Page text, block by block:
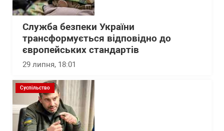
Служба безпеки України
трансформується відповідно до
європейських стандартів
29 липня, 18:01
Суспільство